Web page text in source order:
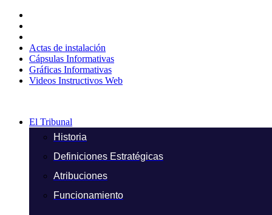
contenido
Actas de instalación
Cápsulas Informativas
Gráficas Informativas
Videos Instructivos Web
El Tribunal
Historia
Definiciones Estratégicas
Atribuciones
Funcionamiento